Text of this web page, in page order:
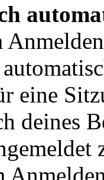
eine
deines